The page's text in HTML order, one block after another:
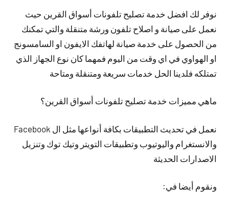
نوفر لك افضل خدمة تصليح تلفونات أسواق القرين حيث
نعمل على صيانة و اصلاح تلفون ورشة متنقلة والتي تمكنك
من الحصول على خدمة صيانة لهاتفك الايفون او السامسونج
او الهواوي في اي وقت من اليوم فمهما كان نوع الجهاز الذي
تمتلكه فلدينا الحل خدمات سريعة ومتنقلة ومتاحة
ماهي مميزات خدمة تصليح تلفونات أسواق القرين؟
نعمل في تحديث التطبيقات بكافة أنواعها مثل ال Facebook
والانستغرام واليوتيوب وتطبيقات التويتر وتيك توك وتنزيل
الاصدارات الحديثة
ونقوم أيضا في: